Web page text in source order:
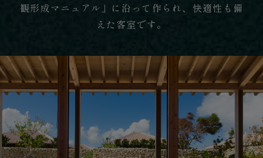
観形成マニュアル」に沿って作られ、快適性も備
えた客室です。